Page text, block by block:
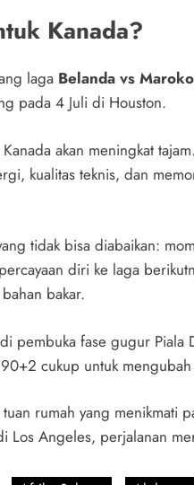
Kanada?
laga Belanda vs Maroko
pada 4 Juli di Houston.
akan meningkat
kualitas teknis, dan
tidak bisa diabaikan:
diri ke laga
bakar.
pembuka fase gugur
cukup untuk
rumah yang menikmati
Los Angeles, perjalanan